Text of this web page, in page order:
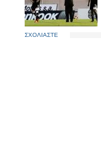
ΣΧΟΛΙΑΣΤΕ